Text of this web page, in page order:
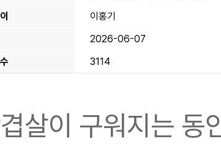
이홍기
2026-06-07
3114
살이 구워지는 동